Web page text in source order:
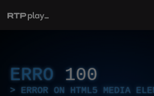
ERRO 100
ERROR ON HTML5 MEDIA